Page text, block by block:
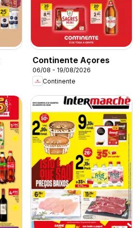
Continente Açores
06/08 - 19/08/2026
Continente